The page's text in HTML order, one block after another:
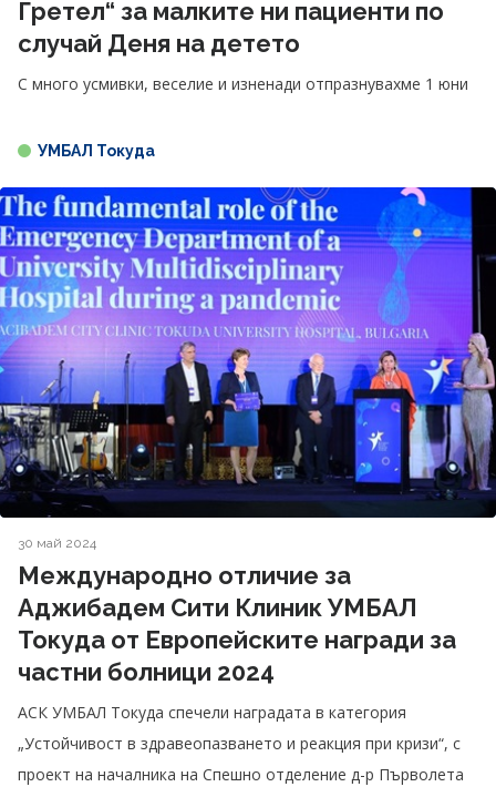
Гретел“ за малките ни пациенти по
случай Деня на детето
С много усмивки, веселие и изненади отпразнувахме 1 юни
УМБАЛ Токуда
30 май 2024
Международно отличие за
Аджибадем Сити Клиник УМБАЛ
Токуда от Европейските награди за
частни болници 2024
АСК УМБАЛ Токуда спечели наградата в категория
„Устойчивост в здравеопазването и реакция при кризи“, с
проект на началника на Спешно отделение д-р Първолета